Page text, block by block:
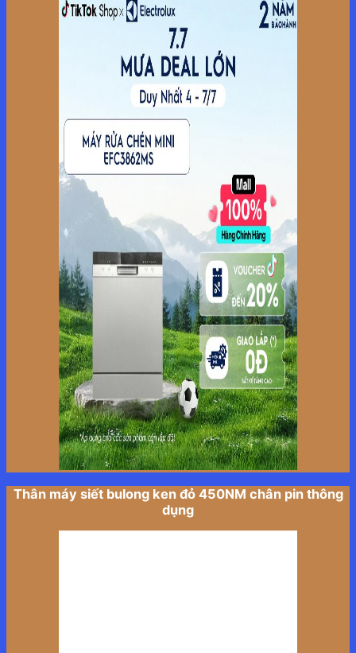
Thân máy siết bulong ken đỏ 450NM chân pin thông
dụng